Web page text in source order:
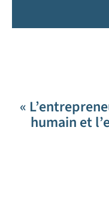
«
humain et